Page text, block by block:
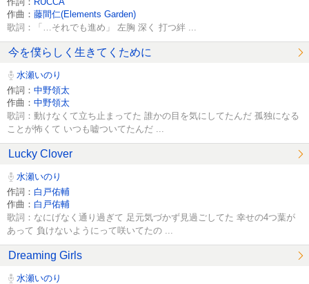
作曲： 藤間仁(Elements Garden)
歌詞：「…それでも進め」 左胸 深く 打つ絆 ...
今を僕らしく生きてくために
水瀬いのり
作詞： 中野領太
作曲： 中野領太
歌詞：動けなくて立ち止まってた 誰かの目を気にしてたんだ 孤独になる
ことが怖くて いつも嘘ついてたんだ ...
Lucky Clover
水瀬いのり
作詞： 白戸佑輔
作曲： 白戸佑輔
歌詞：なにげなく通り過ぎて 足元気づかず見過ごしてた 幸せの4つ葉が
あって 負けないようにって咲いてたの ...
Dreaming Girls
水瀬いのり